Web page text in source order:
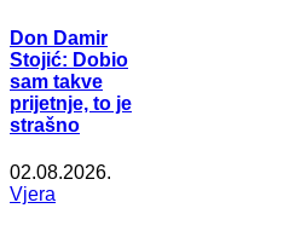
Don Damir
Stojić: Dobio
sam takve
prijetnje, to je
strašno
02.08.2026.
Vjera